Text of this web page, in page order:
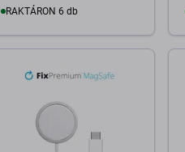
RAKTÁRON 6 db